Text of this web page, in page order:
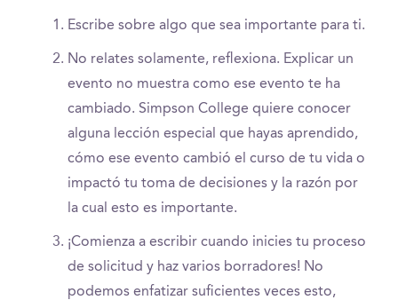
Escribe sobre algo que sea importante para ti.
No relates solamente, reflexiona. Explicar un
evento no muestra como ese evento te ha
cambiado. Simpson College quiere conocer
alguna lección especial que hayas aprendido,
cómo ese evento cambió el curso de tu vida o
impactó tu toma de decisiones y la razón por
la cual esto es importante.
¡Comienza a escribir cuando inicies tu proceso
de solicitud y haz varios borradores! No
podemos enfatizar suficientes veces esto,